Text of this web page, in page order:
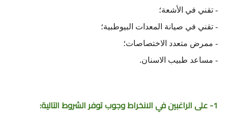
- تقني في الأشعة؛
- تقني في صيانة المعدات البيوطبية؛
- ممرض متعدد الاختصاصات؛
- مساعد طبيب الاسنان.
1- على الراغبين في الانخراط وجوب توفر الشروط التالية: